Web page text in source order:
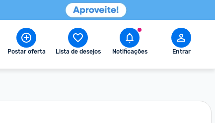
Postar oferta Lista de desejos Notificações Entrar